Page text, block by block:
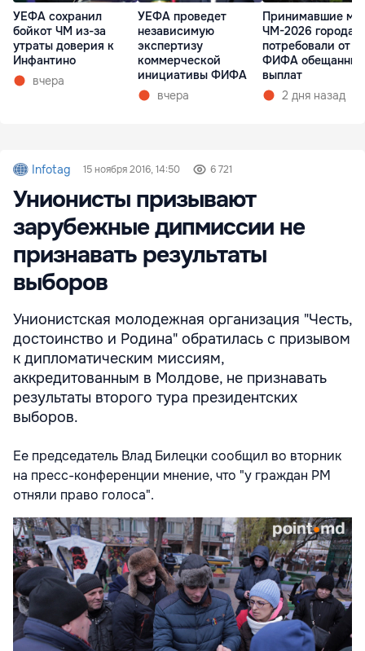
УЕФА сохранил
бойкот ЧМ из-за
утраты доверия к
Инфантино
вчера
УЕФА проведет
независимую
экспертизу
коммерческой
инициативы ФИФА
вчера
Принимавшие
ЧМ-2026 города
потребовали от
ФИФА обещанных
выплат
2 дня назад
Infotag 15 ноября 2016, 14:50 6 721
Унионисты призывают
зарубежные дипмиссии не
признавать результаты
выборов
Унионистская молодежная организация "Честь,
достоинство и Родина" обратилась с призывом
к дипломатическим миссиям,
аккредитованным в Молдове, не признавать
результаты второго тура президентских
выборов.
Ее председатель Влад Билецки сообщил во вторник
на пресс-конференции мнение, что "у граждан РМ
отняли право голоса".